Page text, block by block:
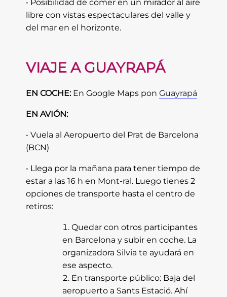
• Posibilidad de comer en un mirador al aire
libre con vistas espectaculares del valle y
del mar en el horizonte.
VIAJE A GUAYRAPÁ
EN COCHE:En Google Maps ponGuayrapá
EN AVIÓN:
• Vuela al Aeropuerto del Prat de Barcelona
(BCN)
• Llega por la mañana para tener tiempo de
estar a las 16 h en Mont-ral. Luego tienes 2
opciones de transporte hasta el centro de
retiros:
Quedar con otros participantes
en Barcelona y subir en coche. La
organizadora Silvia te ayudará en
ese aspecto.
En transporte público: Baja del
aeropuerto a Sants Estació. Ahí